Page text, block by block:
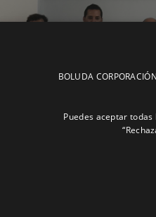
BOLUDA
Puedes aceptar